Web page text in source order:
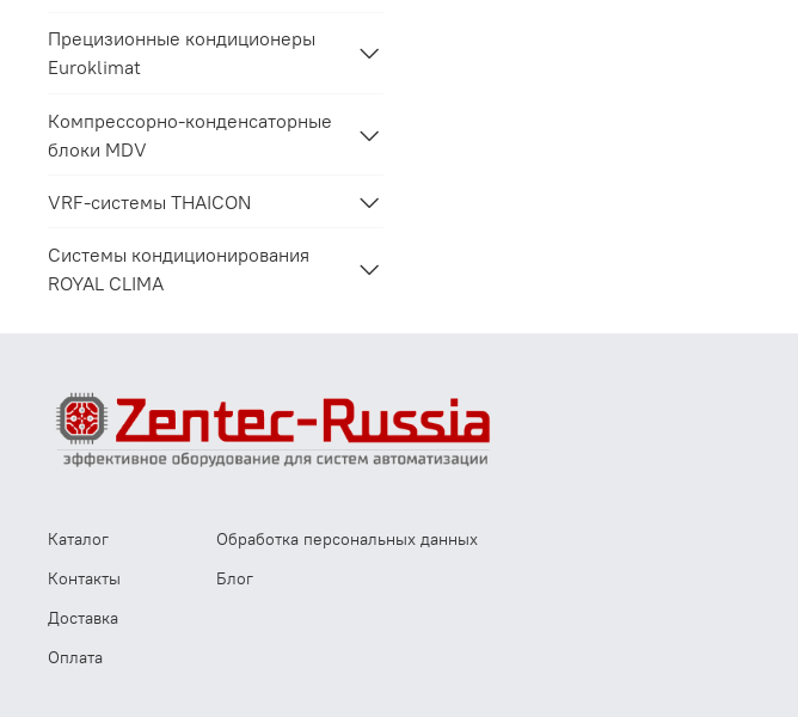
Прецизионные кондиционеры
Euroklimat
Компрессорно-конденсаторные
блоки MDV
VRF-системы THAICON
Системы кондиционирования
ROYAL CLIMA
Каталог
Контакты
Доставка
Оплата
Обработка персональных данных
Блог